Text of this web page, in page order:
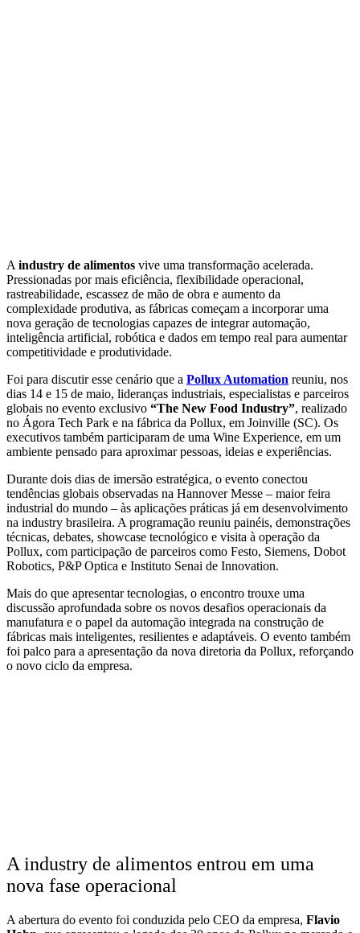
A industry de alimentos vive uma transformação acelerada.
Pressionadas por mais eficiência, flexibilidade operacional,
rastreabilidade, escassez de mão de obra e aumento da
complexidade produtiva, as fábricas começam a incorporar uma
nova geração de tecnologias capazes de integrar automação,
inteligência artificial, robótica e dados em tempo real para aumentar
competitividade e produtividade.
Foi para discutir esse cenário que a Pollux Automation reuniu, nos
dias 14 e 15 de maio, lideranças industriais, especialistas e parceiros
globais no evento exclusivo “The New Food Industry”, realizado
no Ágora Tech Park e na fábrica da Pollux, em Joinville (SC). Os
executivos também participaram de uma Wine Experience, em um
ambiente pensado para aproximar pessoas, ideias e experiências.
Durante dois dias de imersão estratégica, o evento conectou
tendências globais observadas na Hannover Messe – maior feira
industrial do mundo – às aplicações práticas já em desenvolvimento
na industry brasileira. A programação reuniu painéis, demonstrações
técnicas, debates, showcase tecnológico e visita à operação da
Pollux, com participação de parceiros como Festo, Siemens, Dobot
Robotics, P&P Optica e Instituto Senai de Innovation.
Mais do que apresentar tecnologias, o encontro trouxe uma
discussão aprofundada sobre os novos desafios operacionais da
manufatura e o papel da automação integrada na construção de
fábricas mais inteligentes, resilientes e adaptáveis. O evento também
foi palco para a apresentação da nova diretoria da Pollux, reforçando
o novo ciclo da empresa.
A industry de alimentos entrou em uma
nova fase operacional
A abertura do evento foi conduzida pelo CEO da empresa, Flavio